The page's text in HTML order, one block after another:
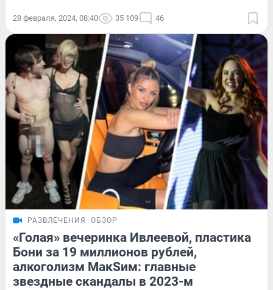
28 февраля, 2024, 08:40 35 109 46
РАЗВЛЕЧЕНИЯ ОБЗОР
«Голая» вечеринка Ивлеевой, пластика
Бони за 19 миллионов рублей,
алкоголизм МакSим: главные
звездные скандалы в 2023-м